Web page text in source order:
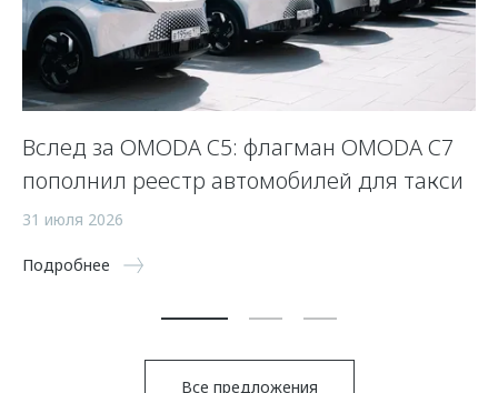
Вслед за OMODA C5: флагман OMODA C7
пополнил реестр автомобилей для такси
31 июля 2026
Подробнее
Все предложения